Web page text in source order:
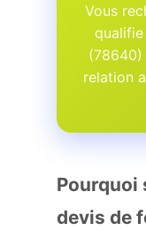
Vous
(78640)
relation
devis de